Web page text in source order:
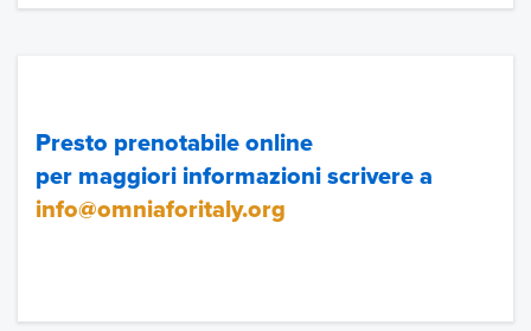
Presto prenotabile online
per maggiori informazioni scrivere a
info@omniaforitaly.org